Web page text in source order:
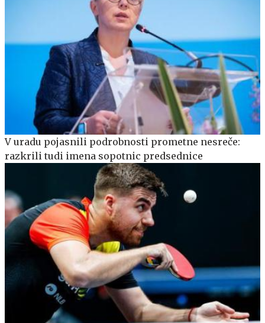
V uradu pojasnili podrobnosti prometne nesreče:
razkrili tudi imena sopotnic predsednice